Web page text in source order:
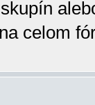
celom